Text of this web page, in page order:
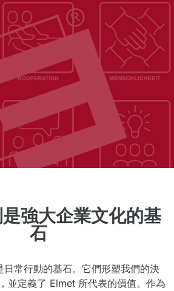
強大企業文化的基
石
日常行動的基石。它們形塑我們的決
並定義了 Elmet 所代表的價值。作為